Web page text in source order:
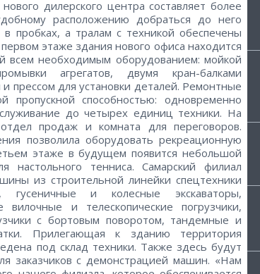
дилерского центра составляет более
расположению добраться до него
пробках, а тралам с техникой обеспечены
этаже здания нового офиса находится
всем необходимым оборудованием: мойкой
агрегатов, двумя кран-балками
прессом для установки деталей. Ремонтные
пропускной способностью: одновременно
до четырех единиц техники. На
продаж и комната для переговоров.
позволила оборудовать рекреационную
этаже в будущем появится небольшой
тенниса. Самарский филиал
из строительной линейки спецтехники
гусеничные и колесные экскаваторы,
и телескопические погрузчики,
с бортовым поворотом, тандемные и
Прилегающая к зданию территория
под склад техники. Также здесь будут
заказчиков с демонстрацией машин. «Нам